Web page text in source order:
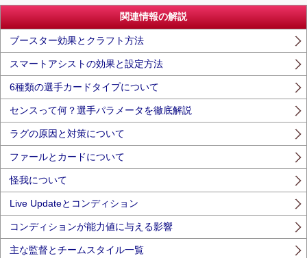
関連情報の解説
ブースター効果とクラフト方法
スマートアシストの効果と設定方法
6種類の選手カードタイプについて
センスって何？選手パラメータを徹底解説
ラグの原因と対策について
ファールとカードについて
怪我について
Live Updateとコンディション
コンディションが能力値に与える影響
主な監督とチームスタイル一覧